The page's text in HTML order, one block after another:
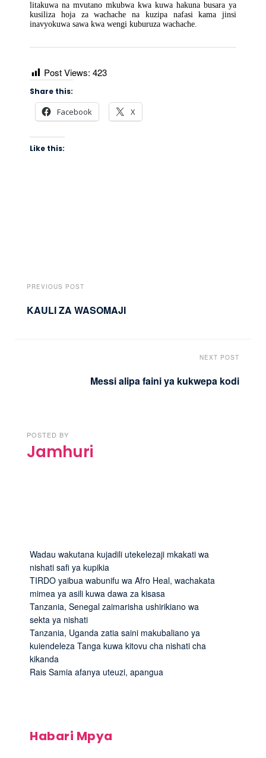
litakuwa na mvutano mkubwa kwa kuwa hakuna busara ya
kusiliza hoja za wachache na kuzipa nafasi kama jinsi
inavyokuwa sawa kwa wengi kuburuza wachache.
Post Views: 423
Share this:
Facebook X
Like this:
PREVIOUS POST
KAULI ZA WASOMAJI
NEXT POST
Messi alipa faini ya kukwepa kodi
POSTED BY
Jamhuri
Wadau wakutana kujadili utekelezaji mkakati wa
nishati safi ya kupikia
TIRDO yaibua wabunifu wa Afro Heal, wachakata
mimea ya asili kuwa dawa za kisasa
Tanzania, Senegal zaimarisha ushirikiano wa
sekta ya nishati
Tanzania, Uganda zatia saini makubaliano ya
kuiendeleza Tanga kuwa kitovu cha nishati cha
kikanda
Rais Samia afanya uteuzi, apangua
Habari Mpya